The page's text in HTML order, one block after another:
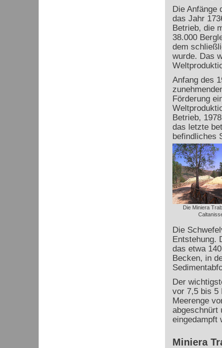
Die Anfänge
das Jahr
Betrieb, die
38.000
dem
wurde. Das
Anfang des
Förderung
Betrieb,
das letzte
befindliches
Die Miniera
Die
Entstehung.
das etwa
Becken, in
Der
vor 7,5 bis 5
Meerenge
abgeschnürt
eingedampft
Miniera